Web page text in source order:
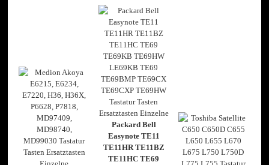
Packard Bell
Easynote TE11
TE11HR TE11BZ
TE11HC TE69